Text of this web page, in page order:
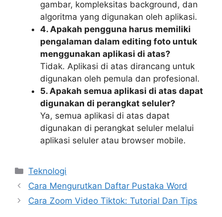
gambar, kompleksitas background, dan
algoritma yang digunakan oleh aplikasi.
4. Apakah pengguna harus memiliki
pengalaman dalam editing foto untuk
menggunakan aplikasi di atas?
Tidak. Aplikasi di atas dirancang untuk
digunakan oleh pemula dan profesional.
5. Apakah semua aplikasi di atas dapat
digunakan di perangkat seluler?
Ya, semua aplikasi di atas dapat
digunakan di perangkat seluler melalui
aplikasi seluler atau browser mobile.
Kategori
Teknologi
Cara Mengurutkan Daftar Pustaka Word
Cara Zoom Video Tiktok: Tutorial Dan Tips